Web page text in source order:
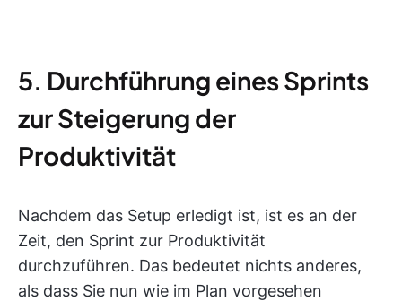
5. Durchführung eines Sprints
zur Steigerung der
Produktivität
Nachdem das Setup erledigt ist, ist es an der
Zeit, den Sprint zur Produktivität
durchzuführen. Das bedeutet nichts anderes,
als dass Sie nun wie im Plan vorgesehen